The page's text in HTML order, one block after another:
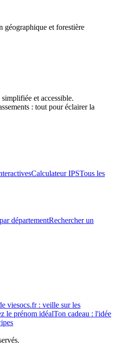
et forestière
et accessible.
: tout pour éclairer la
Calculateur IPSTous les
départementRechercher un
viesocs.fr : veille sur les
le prénom idéalTon cadeau : l'idée